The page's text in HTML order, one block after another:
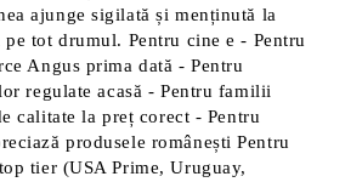
ajunge sigilată și menținută la
pe tot drumul. Pentru cine e - Pentru
Angus prima dată - Pentru
regulate acasă - Pentru familii
calitate la preț corect - Pentru
produsele românești Pentru
tier (USA Prime, Uruguay,